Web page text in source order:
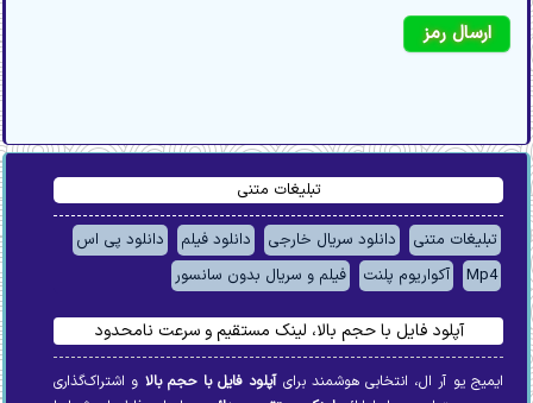
تبلیغات متنی
تبلیغات متنی دانلود سریال خارجی دانلود فیلم
دانلود پی اس
Mp4
آکواریوم پلنت فیلم و سریال بدون سانسور
آپلود فایل با حجم بالا، لینک مستقیم و سرعت نامحدود
ایمیج یو آر ال، انتخابی هوشمند برایآپلود فایل با حجم بالا و اشتراک‌گذاری